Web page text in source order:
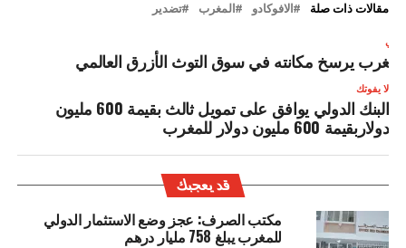
مقالات ذات صلة الافوكادو المغرب تضدير
يرسخ مكانته في سوق التوث الأزرق العالمي
لا يفوتك
البنك الدولي يوافق على تمويل ثالث بقيمة 600 مليون
دولاربقيمة 600 مليون دولار للمغرب
قد يعجبك
مكتب الصرف: عجز وضع الاستثمار الدولي
للمغرب يبلغ 758 مليار درهم